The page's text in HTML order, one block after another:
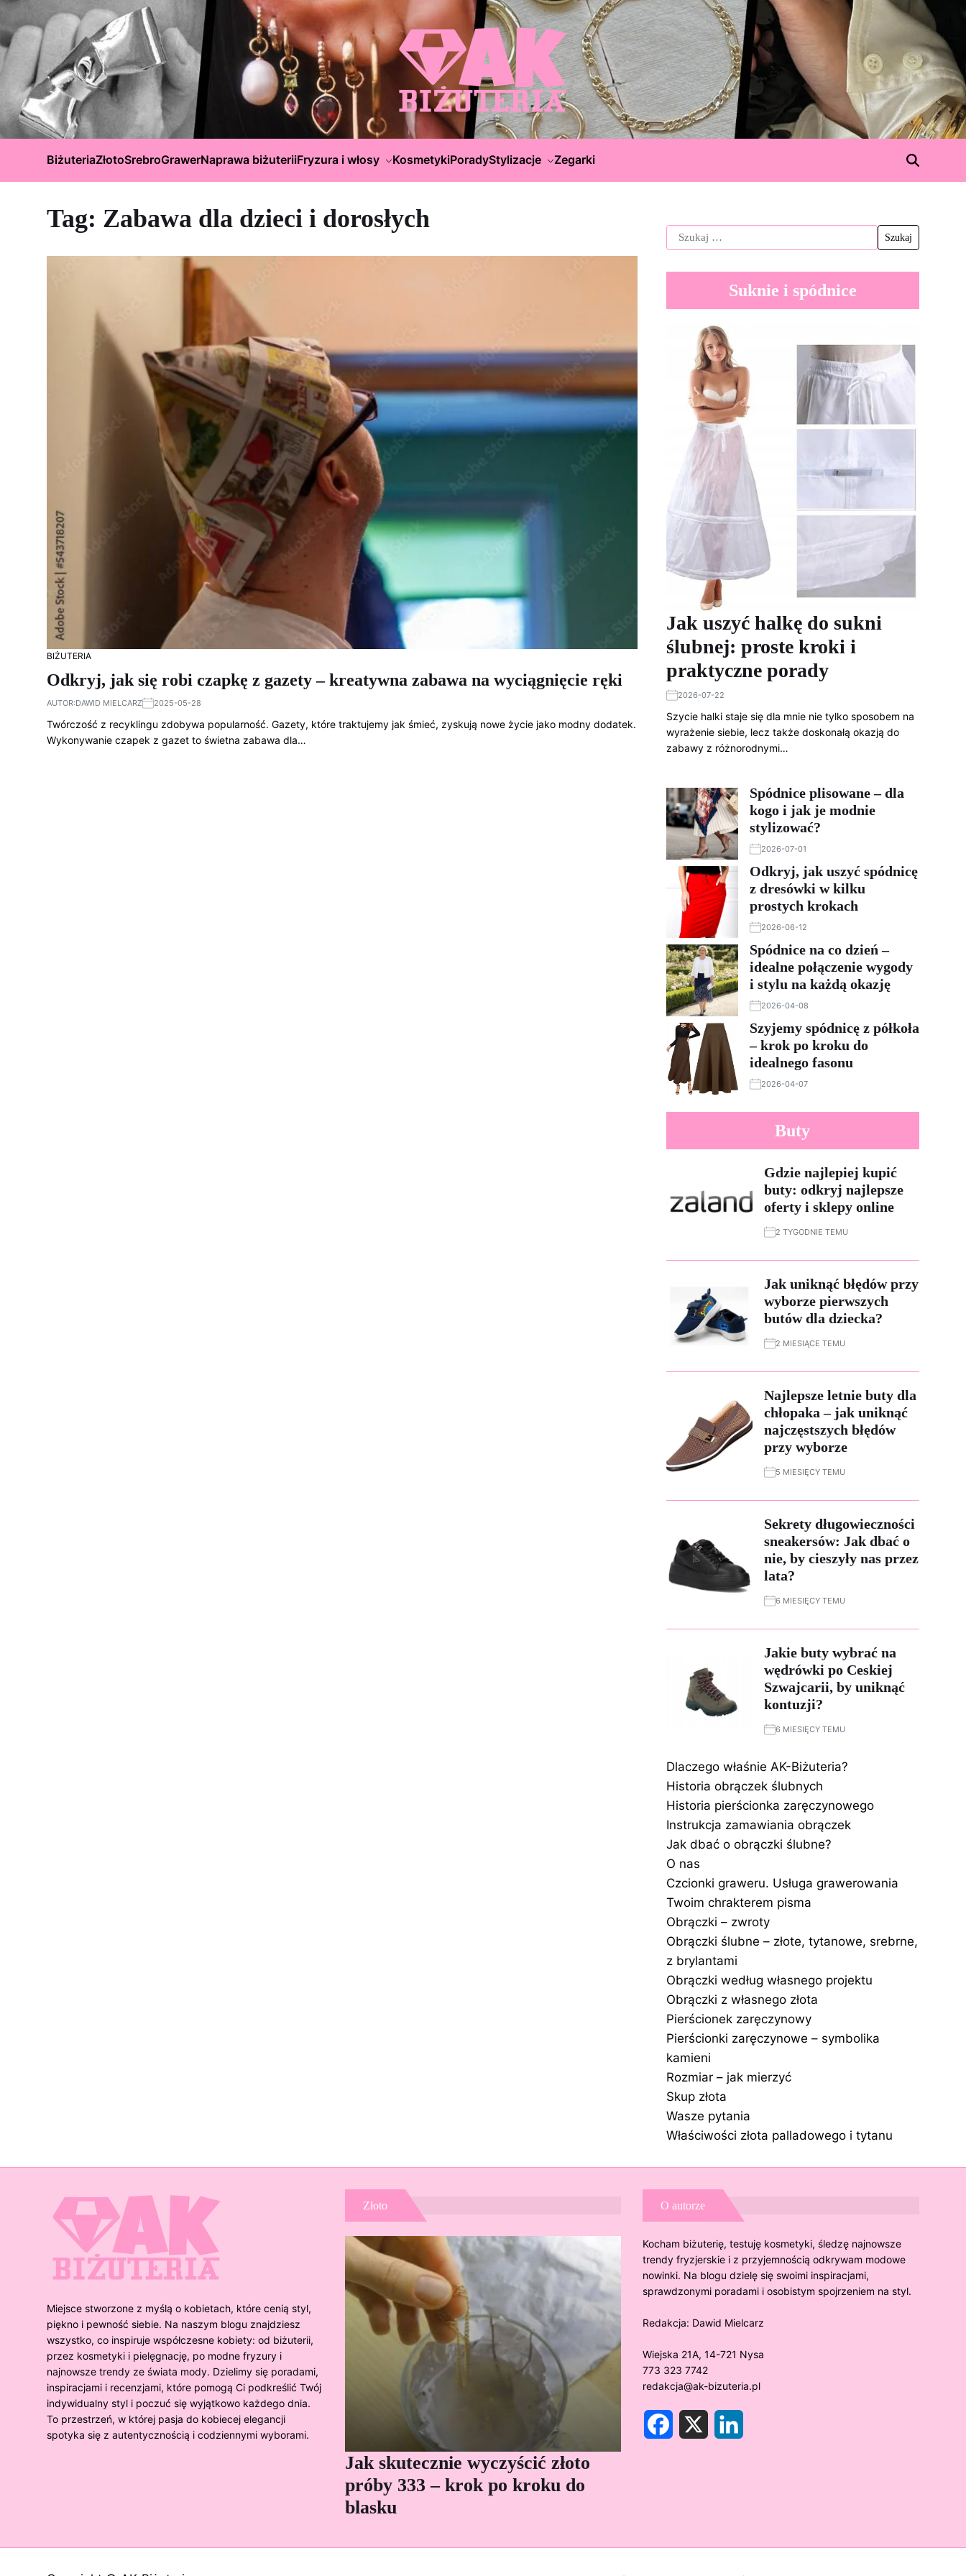
BiżuteriaZłotoSrebroGrawerNaprawa biżuteriiFryzura i włosy KosmetykiPoradyStylizacje Zegarki
Tag: Zabawa dla dzieci i dorosłych
BIŻUTERIA
Odkryj, jak się robi czapkę z gazety – kreatywna zabawa na wyciągnięcie ręki
AUTOR:DAWID MIELCARZ 2025-05-28
Twórczość z recyklingu zdobywa popularność. Gazety, które traktujemy jak śmieć, zyskują nowe życie jako modny dodatek.
Wykonywanie czapek z gazet to świetna zabawa dla…
Suknie i spódnice
Jak uszyć halkę do sukni
ślubnej: proste kroki i
praktyczne porady
2026-07-22
Szycie halki staje się dla mnie nie tylko sposobem na
wyrażenie siebie, lecz także doskonałą okazją do
zabawy z różnorodnymi…
Spódnice plisowane – dla
kogo i jak je modnie
stylizować?
2026-07-01
Odkryj, jak uszyć spódnicę
z dresówki w kilku
prostych krokach
2026-06-12
Spódnice na co dzień –
idealne połączenie wygody
i stylu na każdą okazję
2026-04-08
Szyjemy spódnicę z półkoła
– krok po kroku do
idealnego fasonu
2026-04-07
Buty
Gdzie najlepiej kupić
buty: odkryj najlepsze
oferty i sklepy online
2 TYGODNIE TEMU
Jak uniknąć błędów przy
wyborze pierwszych
butów dla dziecka?
2 MIESIĄCE TEMU
Najlepsze letnie buty dla
chłopaka – jak uniknąć
najczęstszych błędów
przy wyborze
5 MIESIĘCY TEMU
Sekrety długowieczności
sneakersów: Jak dbać o
nie, by cieszyły nas przez
lata?
6 MIESIĘCY TEMU
Jakie buty wybrać na
wędrówki po Ceskiej
Szwajcarii, by uniknąć
kontuzji?
6 MIESIĘCY TEMU
Dlaczego właśnie AK-Biżuteria?
Historia obrączek ślubnych
Historia pierścionka zaręczynowego
Instrukcja zamawiania obrączek
Jak dbać o obrączki ślubne?
O nas
Czcionki graweru. Usługa grawerowania
Twoim chrakterem pisma
Obrączki – zwroty
Obrączki ślubne – złote, tytanowe, srebrne,
z brylantami
Obrączki według własnego projektu
Obrączki z własnego złota
Pierścionek zaręczynowy
Pierścionki zaręczynowe – symbolika
kamieni
Rozmiar – jak mierzyć
Skup złota
Wasze pytania
Właściwości złota palladowego i tytanu
Miejsce stworzone z myślą o kobietach, które cenią styl,
piękno i pewność siebie. Na naszym blogu znajdziesz
wszystko, co inspiruje współczesne kobiety: od biżuterii,
przez kosmetyki i pielęgnację, po modne fryzury i
najnowsze trendy ze świata mody. Dzielimy się poradami,
inspiracjami i recenzjami, które pomogą Ci podkreślić Twój
indywidualny styl i poczuć się wyjątkowo każdego dnia.
To przestrzeń, w której pasja do kobiecej elegancji
spotyka się z autentycznością i codziennymi wyborami.
Złoto
Jak skutecznie wyczyścić złoto
próby 333 – krok po kroku do
blasku
O autorze
Kocham biżuterię, testuję kosmetyki, śledzę najnowsze
trendy fryzjerskie i z przyjemnością odkrywam modowe
nowinki. Na blogu dzielę się swoimi inspiracjami,
sprawdzonymi poradami i osobistym spojrzeniem na styl.
Redakcja: Dawid Mielcarz
Wiejska 21A, 14-721 Nysa
773 323 7742
redakcja@ak-bizuteria.pl
X